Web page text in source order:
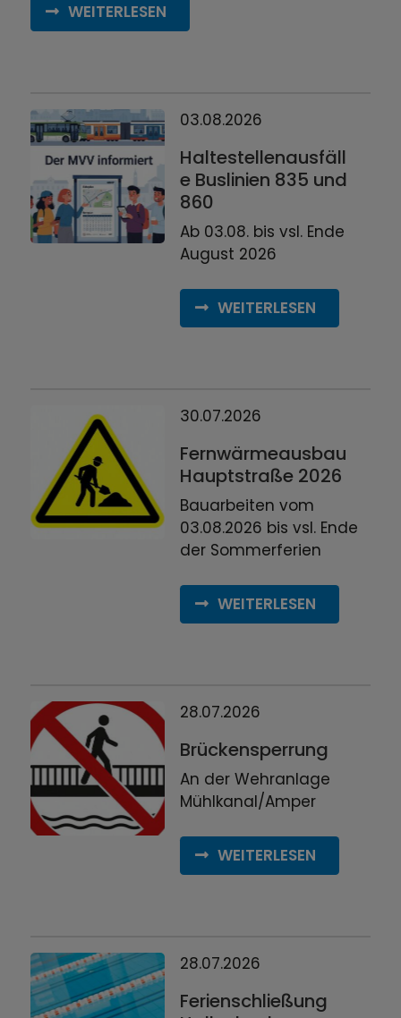
WEITERLESEN
03.08.2026
Haltestellenausfäll
e Buslinien 835 und
860
Ab 03.08. bis vsl. Ende
August 2026
WEITERLESEN
30.07.2026
Fernwärmeausbau
Hauptstraße 2026
Bauarbeiten vom
03.08.2026 bis vsl. Ende
der Sommerferien
WEITERLESEN
28.07.2026
Brückensperrung
An der Wehranlage
Mühlkanal/Amper
WEITERLESEN
28.07.2026
Ferienschließung